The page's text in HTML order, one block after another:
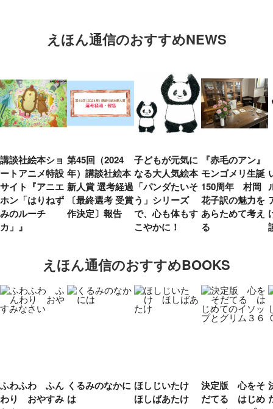
えほん通信のおすすめNEWS
講談社絵本ショ
ートアニメ特設
サイト『アニエ
ホン「はりねず
みのルーチ
カ」』
第45回（2024
年）講談社絵本
新人賞 選考経過
〔最終選考 受賞
作決定〕報告
子どもが元気に
なる大人気絵本
「パンダたいそ
う」シリーズ
で、心も体もす
こやかに！
『赤毛のアン』
モンゴメリ生誕
150周年 村岡
花子訳の魅力を
あらためて考え
る
えほん通信のおすすめBOOKS
ふわふわ ふん
わり おやすみ
くるみのなかに
は
ほしじいたけ
ほしばあたけ
決定版 心をそ
だてる はじめ